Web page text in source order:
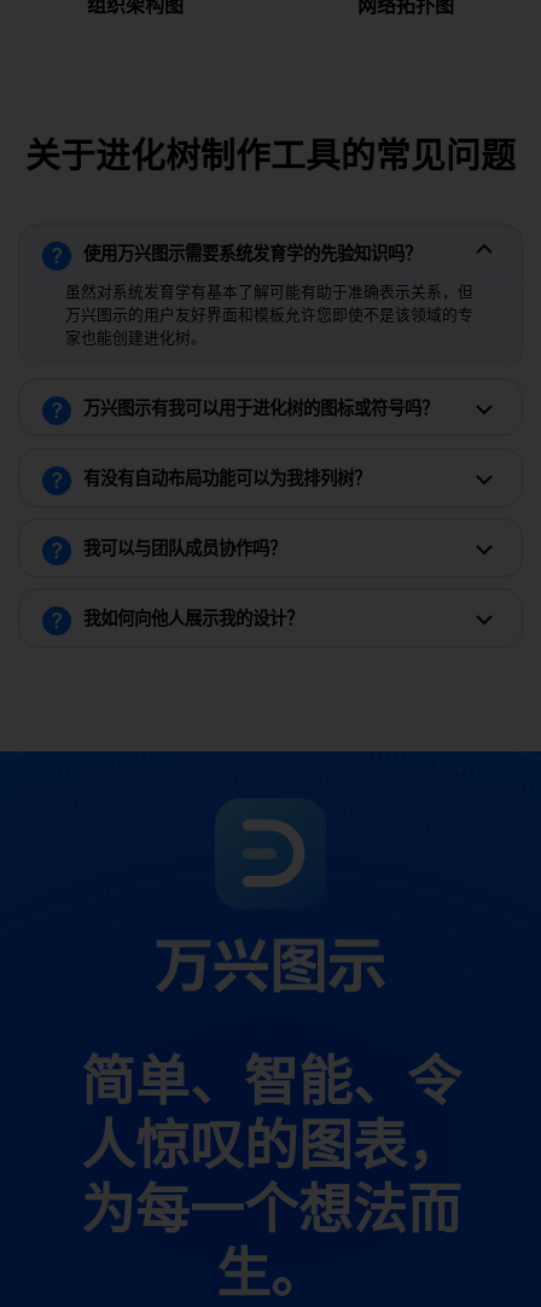
组织架构图 网络拓扑图
关于进化树制作工具的常见问题
使用万兴图示需要系统发育学的先验知识吗？
虽然对系统发育学有基本了解可能有助于准确表示关系，但
万兴图示的用户友好界面和模板允许您即使不是该领域的专
家也能创建进化树。
万兴图示有我可以用于进化树的图标或符号吗？
有没有自动布局功能可以为我排列树？
我可以与团队成员协作吗？
我如何向他人展示我的设计？
简单、智能、令
人惊叹的图表，
为每一个想法而
生。